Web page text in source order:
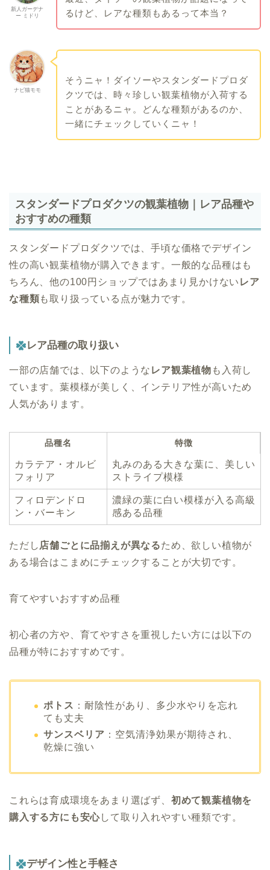
新人ガーデナ
ー ミドリ
るけど、レアな種類もあるって本当？
ナビ猫モモ
そうニャ！ダイソーやスタンダードプロダ
クツでは、時々珍しい観葉植物が入荷する
ことがあるニャ。どんな種類があるのか、
一緒にチェックしていくニャ！
スタンダードプロダクツの観葉植物｜レア品種や
おすすめの種類
スタンダードプロダクツでは、手頃な価格でデザイン
性の高い観葉植物が購入できます。一般的な品種はも
ちろん、他の100円ショップではあまり見かけない レア
な種類も取り扱っている点が魅力です。
レア品種の取り扱い
一部の店舗では、以下のような レア観葉植物 も入荷し
ています。葉模様が美しく、インテリア性が高いため
人気があります。
品種名 特徴
カラテア・オルビ
フォリア
丸みのある大きな葉に、美しい
ストライプ模様
フィロデンドロ
ン・バーキン
濃緑の葉に白い模様が入る高級
感ある品種
ただし 店舗ごとに品揃えが異なるため、欲しい植物が
ある場合はこまめにチェックすることが大切です。
育てやすいおすすめ品種
初心者の方や、育てやすさを重視したい方には以下の
品種が特におすすめです。
ポトス ：耐陰性があり、多少水やりを忘れ
ても丈夫
サンスベリア ：空気清浄効果が期待され、
乾燥に強い
これらは育成環境をあまり選ばず、 初めて観葉植物を
購入する方にも安心して取り入れやすい種類です。
デザイン性と手軽さ